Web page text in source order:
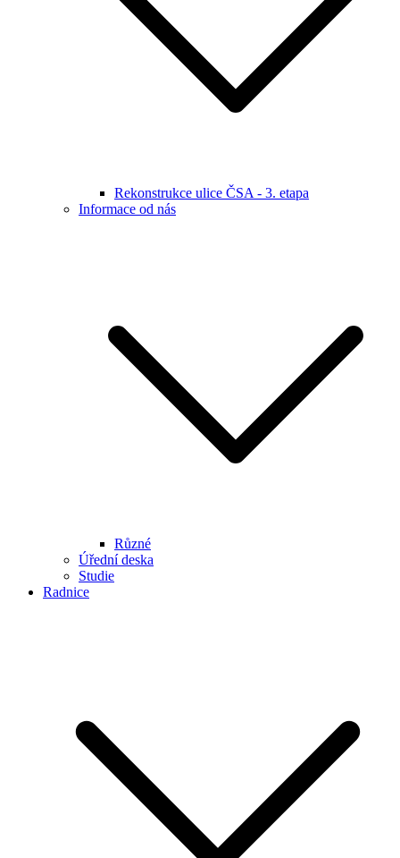
Rekonstrukce ulice ČSA - 3. etapa
Informace od nás
Různé
Úřední deska
Studie
Radnice